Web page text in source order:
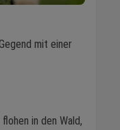
mit einer
in den Wald,